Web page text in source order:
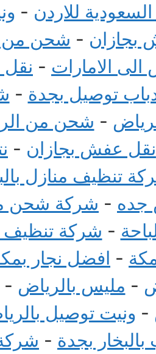
للاردن -
بجازان - شحن من
الى الامارات -
توصيل بجدة -
- شحن من
نقل عفش بجازان -
تنظيف منازل
جده - شركة شحن
- شركة تنظيف
- افضل نجار
- مليس بالرياض -
- ونيت توصيل
بجدة -